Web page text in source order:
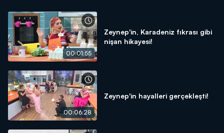
00:01:55
Zeynep'in, Karadeniz fıkrası gibi
nişan hikayesi!
00:06:28
Zeynep'in hayalleri gerçekleşti!